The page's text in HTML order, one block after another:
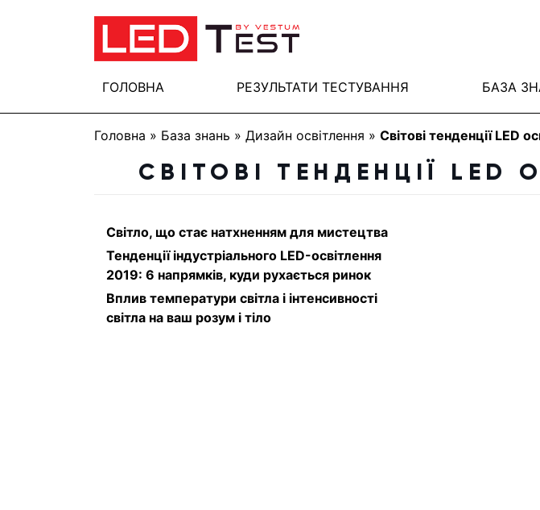
ГОЛОВНА РЕЗУЛЬТАТИ ТЕСТУВАННЯ БАЗА
Головна » База знань » Дизайн освітлення » Світові тенденції LED
СВІТОВІ ТЕНДЕНЦІЇ LED
Світло, що стає натхненням для мистецтва
Тенденції індустріального LED-освітлення
2019: 6 напрямків, куди рухається ринок
Вплив температури світла і інтенсивності
світла на ваш розум і тіло